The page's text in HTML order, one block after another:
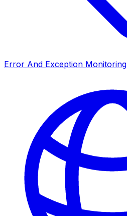
Error And Exception Monitoring